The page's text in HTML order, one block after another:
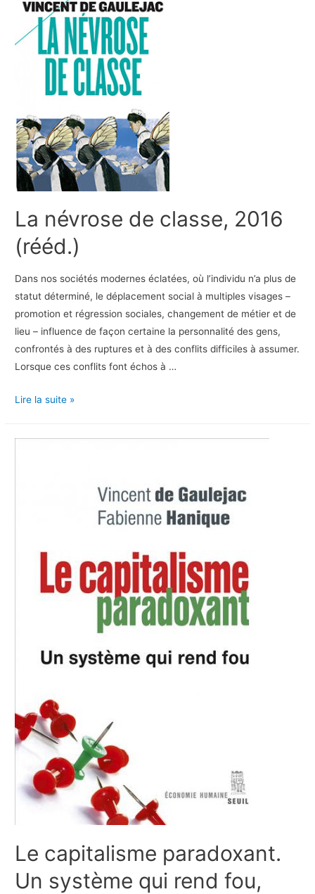
La névrose de classe, 2016
(rééd.)
Dans nos sociétés modernes éclatées, où l’individu n’a plus de
statut déterminé, le déplacement social à multiples visages –
promotion et régression sociales, changement de métier et de
lieu – influence de façon certaine la personnalité des gens,
confrontés à des ruptures et à des conflits difficiles à assumer.
Lorsque ces conflits font échos à …
La
Lire la suite »
Le capitalisme paradoxant.
Un système qui rend fou,